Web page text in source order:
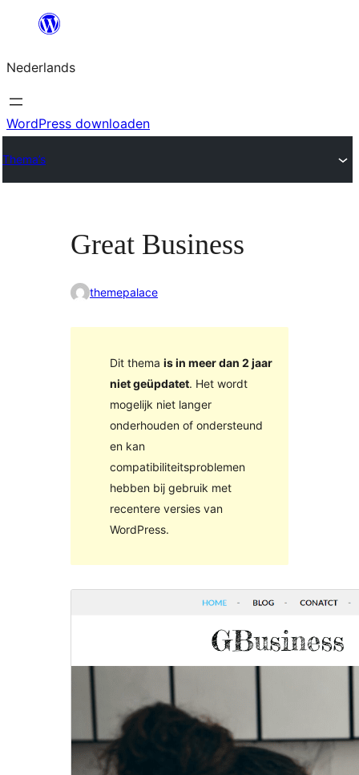
de
inhoud
Nederlands
WordPress downloaden
Thema’s
Great Business
themepalace
Dit thema is in meer dan 2 jaar
niet geüpdatet. Het wordt
mogelijk niet langer
onderhouden of ondersteund
en kan
compatibiliteitsproblemen
hebben bij gebruik met
recentere versies van
WordPress.